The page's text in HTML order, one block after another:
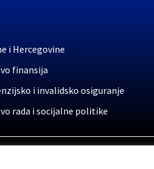
i Hercegovine
finansija
i invalidsko osiguranje
rada i socijalne politike